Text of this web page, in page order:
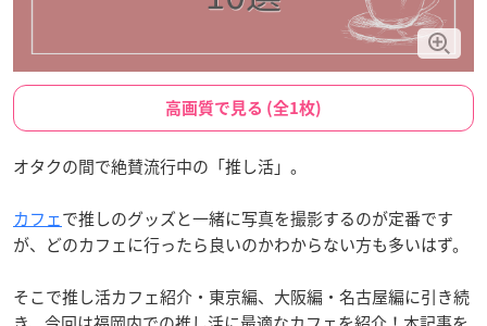
高画質で見る (全1枚)
オタクの間で絶賛流行中の「推し活」。
カフェで推しのグッズと一緒に写真を撮影するのが定番です
が、どのカフェに行ったら良いのかわからない方も多いはず。
そこで推し活カフェ紹介・東京編、大阪編・名古屋編に引き続